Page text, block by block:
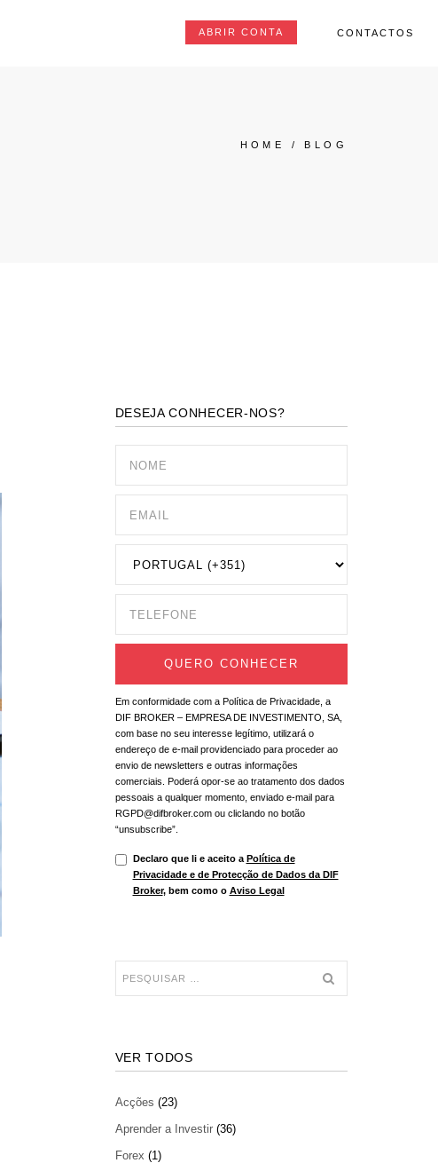
CONTACTOS
ABRIR CONTA
HOME /BLOG
DESEJA CONHECER-NOS?
Em conformidade com a Política de Privacidade, a
DIF BROKER – EMPRESA DE INVESTIMENTO, SA,
com base no seu interesse legítimo, utilizará o
endereço de e-mail providenciado para proceder ao
envio de newsletters e outras informações
comerciais. Poderá opor-se ao tratamento dos dados
pessoais a qualquer momento, enviado e-mail para
RGPD@difbroker.com ou cliclando no botão
“unsubscribe”.
Declaro que li e aceito a Política de
Privacidade e de Protecção de Dados da DIF
Broker, bem como o Aviso Legal
VER TODOS
Acções (23)
Aprender a Investir(36)
Forex (1)